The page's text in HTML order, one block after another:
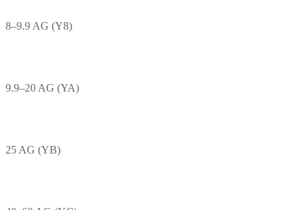
8–9.9 AG (Y8)
9.9–20 AG (YA)
25 AG (YB)